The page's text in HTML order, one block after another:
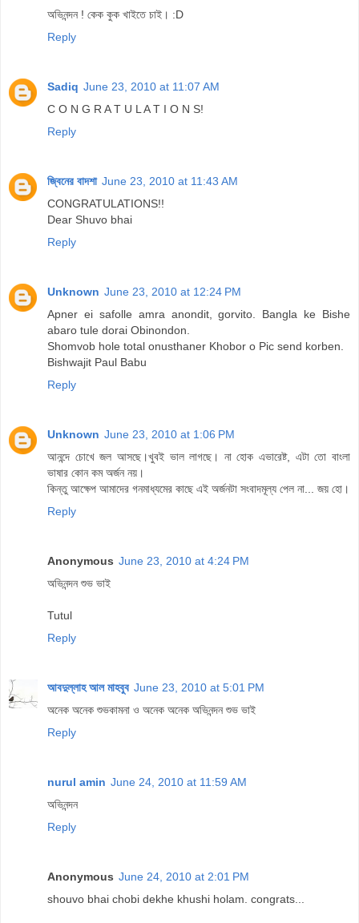
অভিনন্দন ! কেক কুক খাইতে চাই। :D
Reply
Sadiq June 23, 2010 at 11:07 AM
C O N G R A T U L A T I O N S!
Reply
জ্বিনের বাদশা June 23, 2010 at 11:43 AM
CONGRATULATIONS!!
Dear Shuvo bhai
Reply
Unknown June 23, 2010 at 12:24 PM
Apner ei safolle amra anondit, gorvito. Bangla ke Bishe
abaro tule dorai Obinondon.
Shomvob hole total onusthaner Khobor o Pic send korben.
Bishwajit Paul Babu
Reply
Unknown June 23, 2010 at 1:06 PM
আনন্দে চোখে জল আসছে।খুবই ভাল লাগছে। না হোক এভারেষ্ট, এটা তো বাংলা
ভাষার কোন কম অর্জন নয়।
কিন্তু আক্ষেপ আমাদের গনমাধ্যমের কাছে এই অর্জনটা সংবাদমূল্য পেল না... জয় হো।
Reply
Anonymous June 23, 2010 at 4:24 PM
অভিনন্দন শুভ ভাই
Tutul
Reply
আবদুল্লাহ আল মাহবুব June 23, 2010 at 5:01 PM
অনেক অনেক শুভকামনা ও অনেক অনেক অভিনন্দন শুভ ভাই
Reply
nurul amin June 24, 2010 at 11:59 AM
অভিনন্দন
Reply
Anonymous June 24, 2010 at 2:01 PM
shouvo bhai chobi dekhe khushi holam. congrats...